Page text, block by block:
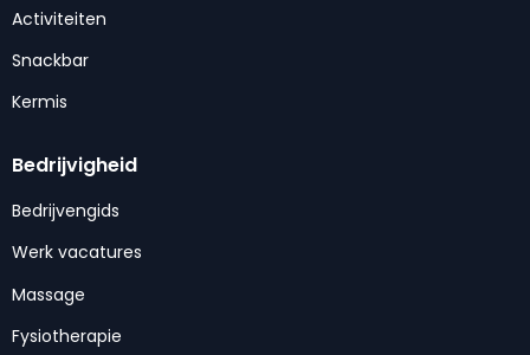
Activiteiten
Snackbar
Kermis
Bedrijvigheid
Bedrijvengids
Werk vacatures
Massage
Fysiotherapie